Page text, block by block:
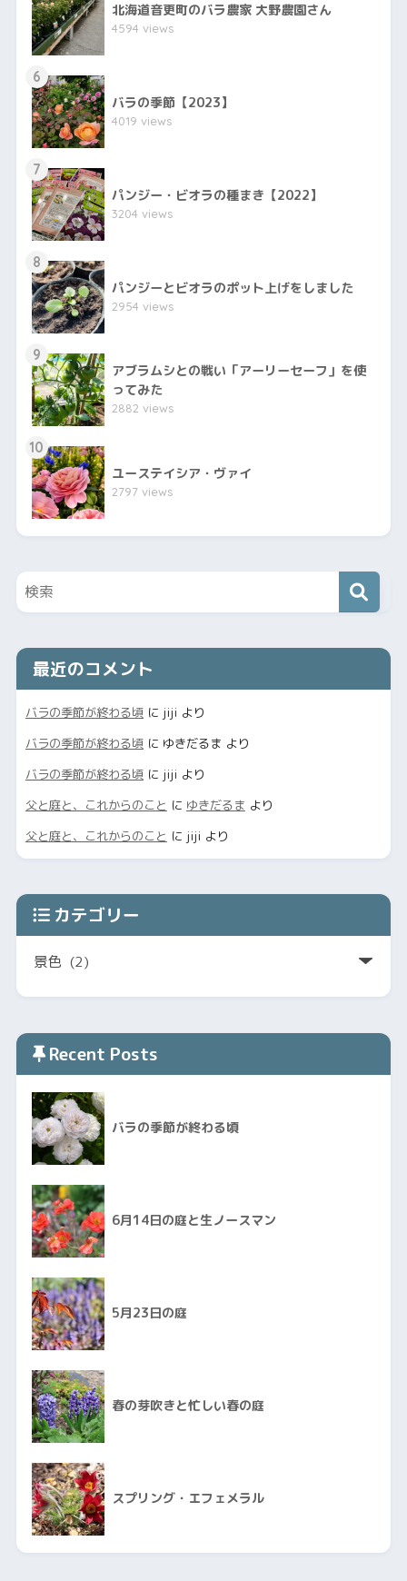
北海道音更町のバラ農家 大野農園さん
4594 views
6
バラの季節【2023】
4019 views
7
パンジー・ビオラの種まき【2022】
3204 views
8
パンジーとビオラのポット上げをしました
2954 views
9
アブラムシとの戦い「アーリーセーフ」を使
ってみた
2882 views
10
ユーステイシア・ヴァイ
2797 views
最近のコメント
バラの季節が終わる頃に jiji より
バラの季節が終わる頃に ゆきだるま より
バラの季節が終わる頃に jiji より
父と庭と、これからのこと に ゆきだるま より
父と庭と、これからのこと に jiji より
カテゴリー
Recent Posts
バラの季節が終わる頃
6月14日の庭と生ノースマン
5月23日の庭
春の芽吹きと忙しい春の庭
スプリング・エフェメラル